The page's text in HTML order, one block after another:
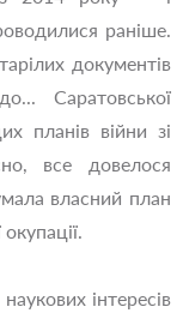
раніше.
документів
Саратовської
планів війни зі
все довелося
власний план
інтересів